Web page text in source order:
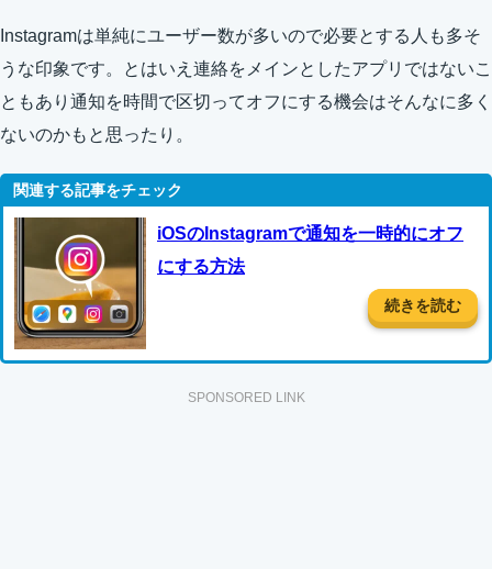
Instagramは単純にユーザー数が多いので必要とする人も多そ
うな印象です。とはいえ連絡をメインとしたアプリではないこ
ともあり通知を時間で区切ってオフにする機会はそんなに多く
ないのかもと思ったり。
iOSのInstagramで通知を一時的にオフ
にする方法
続きを読む
SPONSORED LINK